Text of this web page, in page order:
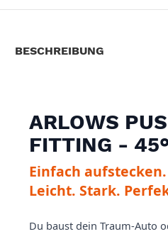
BESCHREIBUNG
ARLOWS
FITTING -
Einfach
Leicht. Stark.
Du baust dein Traum-Auto